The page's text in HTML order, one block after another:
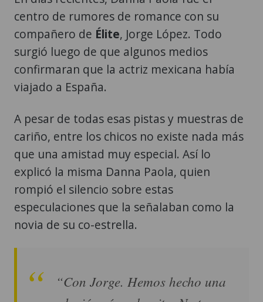
centro de rumores de romance con su
compañero de Élite, Jorge López. Todo
surgió luego de que algunos medios
confirmaran que la actriz mexicana había
viajado a España.
A pesar de todas esas pistas y muestras de
cariño, entre los chicos no existe nada más
que una amistad muy especial. Así lo
explicó la misma Danna Paola, quien
rompió el silencio sobre estas
especulaciones que la señalaban como la
novia de su co-estrella.
“Con Jorge. Hemos hecho una